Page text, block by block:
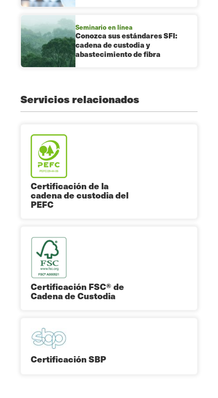
Seminario en línea
Conozca sus estándares SFI:
cadena de custodia y
abastecimiento de fibra
Servicios relacionados
Certificación de la
cadena de custodia del
PEFC
Certificación FSC® de
Cadena de Custodia
Certificación SBP